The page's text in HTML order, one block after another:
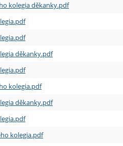
kolegia děkanky.pdf
děkanky.pdf
kolegia.pdf
děkanky.pdf
kolegia.pdf